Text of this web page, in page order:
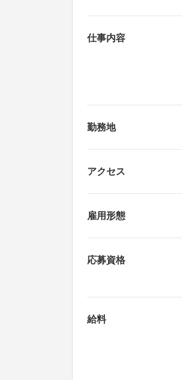
仕事内容
勤務地
アクセス
雇用形態
応募資格
給料